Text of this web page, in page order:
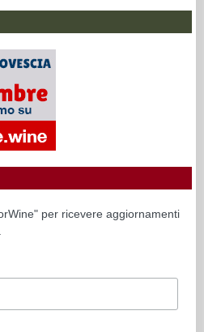
per ricevere aggiornamenti